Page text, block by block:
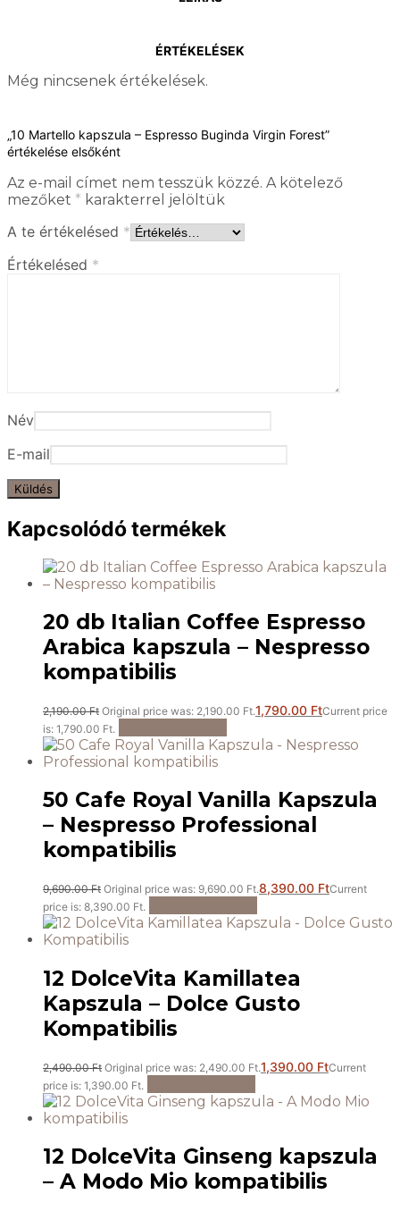
ÉRTÉKELÉSEK
Még nincsenek értékelések.
„10 Martello kapszula – Espresso Buginda Virgin Forest”
értékelése elsőként
Az e-mail címet nem tesszük közzé. A kötelező
mezőket * karakterrel jelöltük
A te értékelésed *
Értékelésed *
Név
E-mail
Kapcsolódó termékek
20 db Italian Coffee Espresso
Arabica kapszula – Nespresso
kompatibilis
2,190.00Ft Original price was: 2,190.00 Ft.1,790.00 FtCurrent price
is: 1,790.00 Ft.
50 Cafe Royal Vanilla Kapszula
– Nespresso Professional
kompatibilis
9,690.00Ft Original price was: 9,690.00 Ft.8,390.00 FtCurrent
price is: 8,390.00 Ft.
12 DolceVita Kamillatea
Kapszula – Dolce Gusto
Kompatibilis
2,490.00Ft Original price was: 2,490.00 Ft.1,390.00 FtCurrent
price is: 1,390.00 Ft.
12 DolceVita Ginseng kapszula
– A Modo Mio kompatibilis